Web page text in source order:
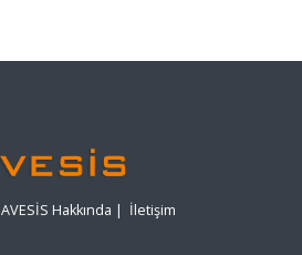
AVESİS Hakkında | İletişim